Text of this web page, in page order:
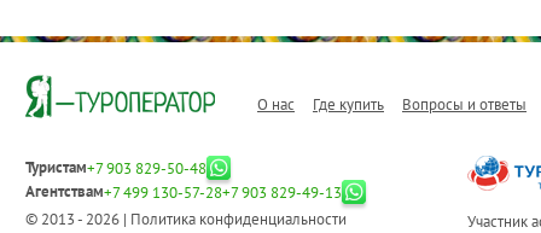
О нас Где купить Вопросы и ответы
Туристам+7 903 829-50-48
Агентствам+7 499 130-57-28+7 903 829-49-13
© 2013 - 2026 | Политика конфиденциальности Участник